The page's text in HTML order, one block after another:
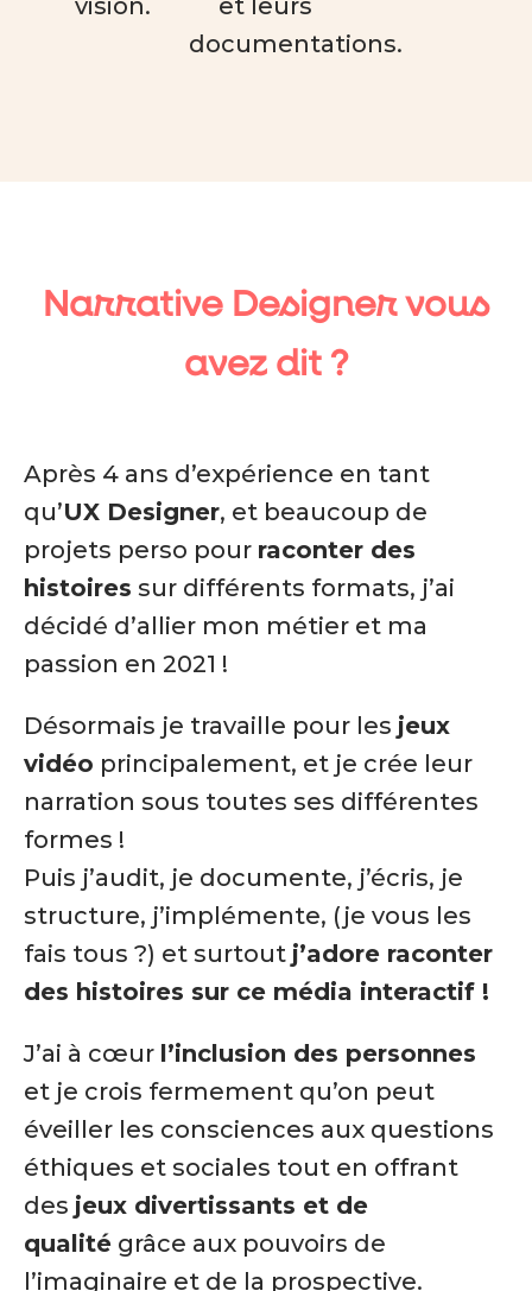
vision.
et leurs
documentations.
Narrative Designer vous
avez dit ?
Après 4 ans d’expérience en tant
qu’UX Designer, et beaucoup de
projets perso pour raconter des
histoires sur différents formats, j’ai
décidé d’allier mon métier et ma
passion en 2021 !
Désormais je travaille pour les jeux
vidéo principalement, et je crée leur
narration sous toutes ses différentes
formes !
Puis j’audit, je documente, j’écris, je
structure, j’implémente, (je vous les
fais tous ?) et surtout j’adore raconter
des histoires sur ce média interactif !
J’ai à cœur l’inclusion des personnes
et je crois fermement qu’on peut
éveiller les consciences aux questions
éthiques et sociales tout en offrant
des jeux divertissants et de
qualité grâce aux pouvoirs de
l’imaginaire et de la prospective.